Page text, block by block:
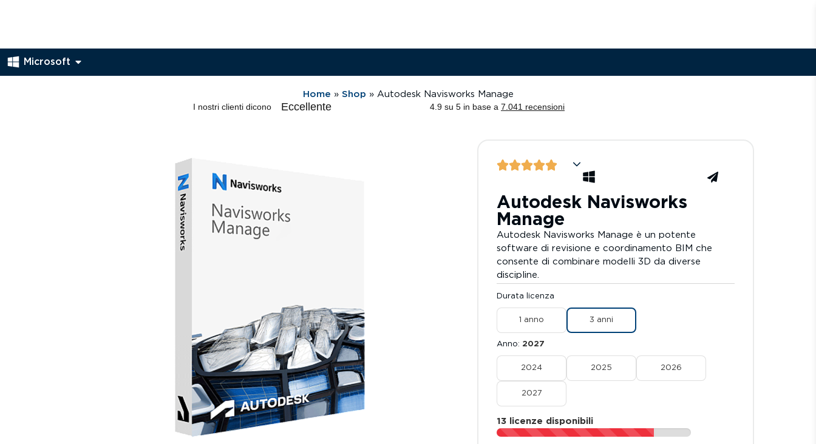
Microsoft
Home » Shop » Autodesk Navisworks Manage
Autodesk Navisworks
Manage
Autodesk Navisworks Manage è un potente
software di revisione e coordinamento BIM che
consente di combinare modelli 3D da diverse
discipline.
Durata licenza
1 anno 3 anni
Anno 2027
2024 2025 2026
2027
13 licenze disponibili